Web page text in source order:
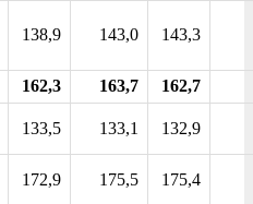
138,9 143,0 143,3
162,3 163,7
162,7
133,5 133,1 132,9
172,9 175,5
175,4